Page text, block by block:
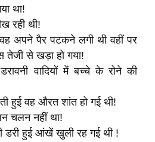
था!
रही थी!
अपने पैर पटकने लगी थी वहीं पर
तेजी से खड़ा हो गया!
वादियों में बच्चे के रोने की
हुई वह औरत शांत हो गई थी!
चलन नहीं था!
डरी हुई आंखें खुली रह गई थी !